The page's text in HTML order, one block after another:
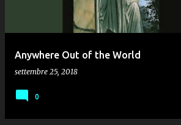
Anywhere Out of the World
settembre 25, 2018
0